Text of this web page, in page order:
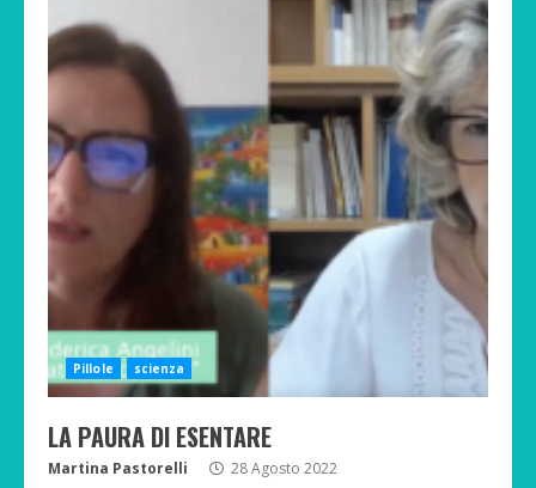
Pillole scienza
LA PAURA DI ESENTARE
Martina Pastorelli 28 Agosto 2022